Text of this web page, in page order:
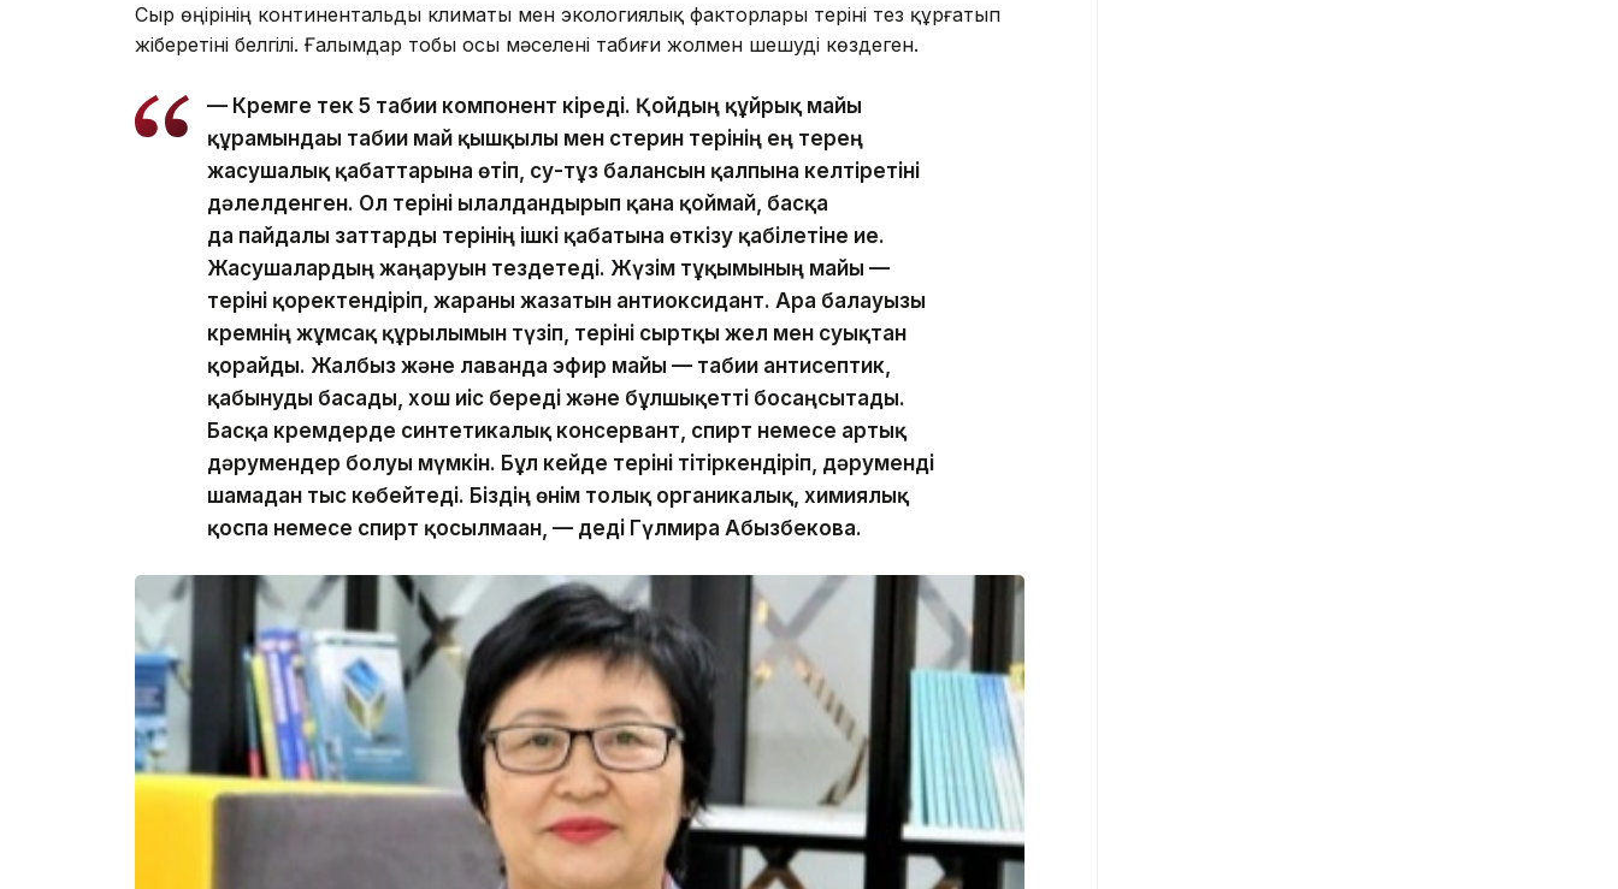
Сыр өңірінің континентальды климаты мен экологиялық факторлары теріні тез құрғатып
жіберетіні белгілі. Ғалымдар тобы осы мәселені табиғи жолмен шешуді көздеген.
— Кремге тек 5 табиғи компонент кіреді. Қойдың құйрық майы
құрамындағы табиғи май қышқылы мен стерин терінің ең терең
жасушалық қабаттарына өтіп, су-тұз балансын қалпына келтіретіні
дәлелденген. Ол теріні ылғалдандырып қана қоймай, басқа
да пайдалы заттарды терінің ішкі қабатына өткізу қабілетіне ие.
Жасушалардың жаңаруын тездетеді. Жүзім тұқымының майы —
теріні қоректендіріп, жараны жазатын антиоксидант. Ара балауызы
кремнің жұмсақ құрылымын түзіп, теріні сыртқы жел мен суықтан
қорғайды. Жалбыз және лаванда эфир майы — табиғи антисептик,
қабынуды басады, хош иіс береді және бұлшықетті босаңсытады.
Басқа кремдерде синтетикалық консервант, спирт немесе артық
дәрумендер болуы мүмкін. Бұл кейде теріні тітіркендіріп, дәруменді
шамадан тыс көбейтеді. Біздің өнім толық органикалық, химиялық
қоспа немесе спирт қосылмаған, — деді Гүлмира Абызбекова.